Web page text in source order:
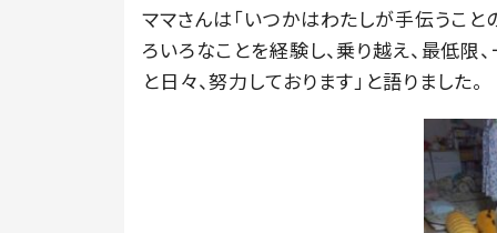
ママさんは「いつかはわたしが手伝うこ
ろいろなことを経験し、乗り越え、最低
と日々、努力しております」と語りました。